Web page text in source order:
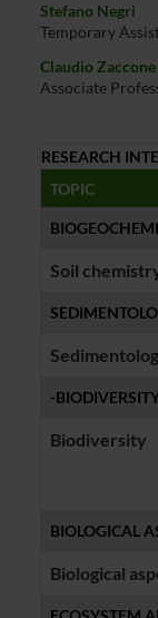
Stefano Negri
Temporary
Claudio Zaccone
Associate
RESEARCH
TOPIC
Soil
-
Biodiversity
BIOLOGICAL
Biological